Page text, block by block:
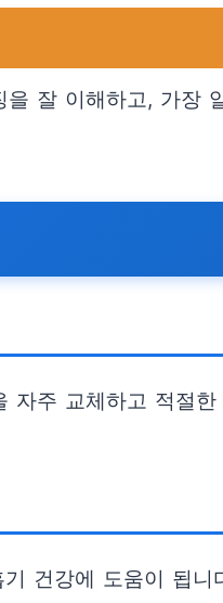
잘 이해하고, 가장
주 교체하고 적절
건강에 도움이 됩니